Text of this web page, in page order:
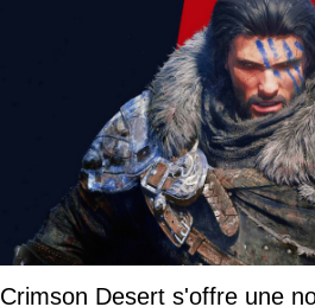
Crimson Desert s'offre une